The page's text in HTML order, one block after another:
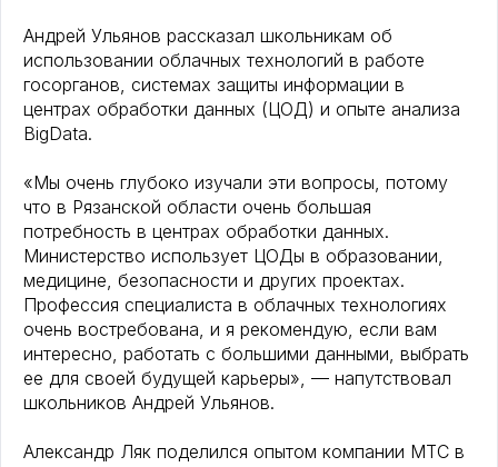
Андрей Ульянов рассказал школьникам об
использовании облачных технологий в работе
госорганов, системах защиты информации в
центрах обработки данных (ЦОД) и опыте анализа
BigData.
«Мы очень глубоко изучали эти вопросы, потому
что в Рязанской области очень большая
потребность в центрах обработки данных.
Министерство использует ЦОДы в образовании,
медицине, безопасности и других проектах.
Профессия специалиста в облачных технологиях
очень востребована, и я рекомендую, если вам
интересно, работать с большими данными, выбрать
ее для своей будущей карьеры», — напутствовал
школьников Андрей Ульянов.
Александр Ляк поделился опытом компании МТС в